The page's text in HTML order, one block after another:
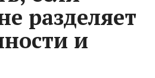
разделяет
и